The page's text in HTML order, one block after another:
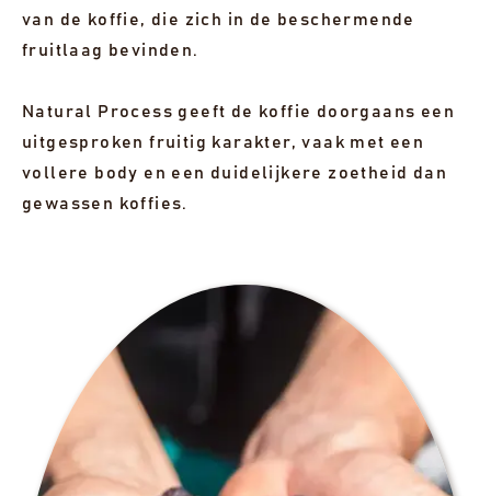
van de koffie, die zich in de beschermende
fruitlaag bevinden.
Natural Process geeft de koffie doorgaans een
uitgesproken fruitig karakter, vaak met een
vollere body en een duidelijkere zoetheid dan
gewassen koffies.